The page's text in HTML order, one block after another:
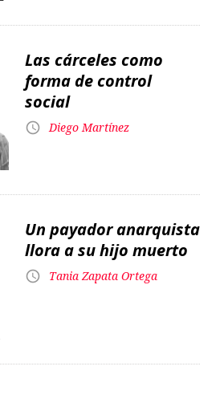
Las cárceles como
forma de control
social
Diego Martínez
Un payador anarquista
llora a su hijo muerto
Tania Zapata Ortega